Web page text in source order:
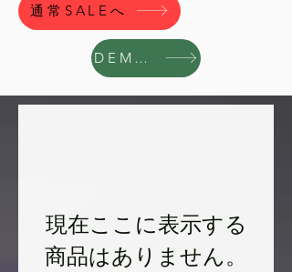
通常SALEへ
DEMO販売へ
現在ここに表示する
商品はありません。